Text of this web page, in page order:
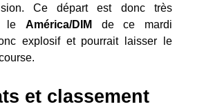
Ce départ est donc très
le América/DIM
de ce mardi
explosif et pourrait laisser le
et classement